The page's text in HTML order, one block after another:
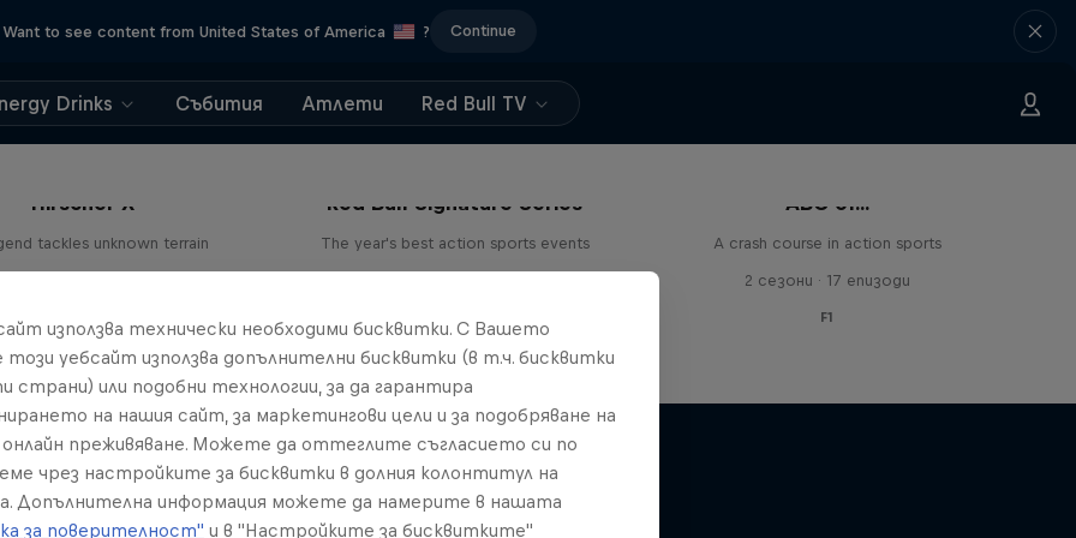
Want to see content from United States of America ? Continue
Drinks Събития Атлети Red Bull TV
Hirscher X
tackles unknown terrain
Red Bull Signature Series
The year's best action sports events
ABC of...
A crash course in action sports
2 сезони · 17 епизоди
F1
използва технически необходими бисквитки. С Вашето
този уебсайт използва допълнителни бисквитки (в т.ч. бисквитки
страни) или подобни технологии, за да гарантира
на нашия сайт, за маркетингови цели и за подобряване на
преживяване. Можете да оттеглите съгласието си по
чрез настройките за бисквитки в долния колонтитул на
Допълнителна информация можете да намерите в нашата
за поверителност" и в "Настройките за бисквитките"